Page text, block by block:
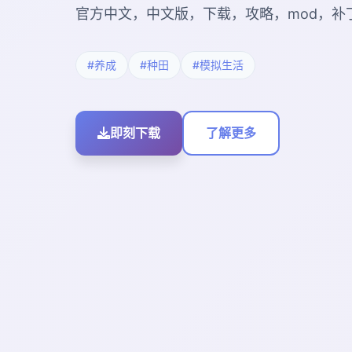
官方中文，中文版，下载，攻略，mod，补
#养成 #种田 #模拟生活
即刻下载 了解更多